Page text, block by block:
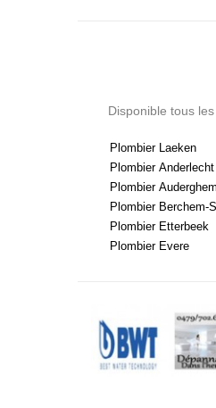
Disponible tous
Plombier Laeken
Plombier Anderlecht
Plombier Auderghem
Plombier Berchem-
Plombier Etterbeek
Plombier Evere